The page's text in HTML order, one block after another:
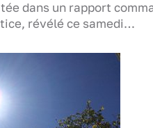
dans un rapport
révélé ce samedi…